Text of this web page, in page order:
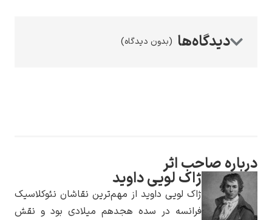
(بدون دیدگاه)
درباره صاحب اثر
ژاک لویی داوید
ژاک لویی داوید از مهم‌ترین نقاشان نئوکلاسیک
فرانسه در سده هجدهم میلادی بود و نقش